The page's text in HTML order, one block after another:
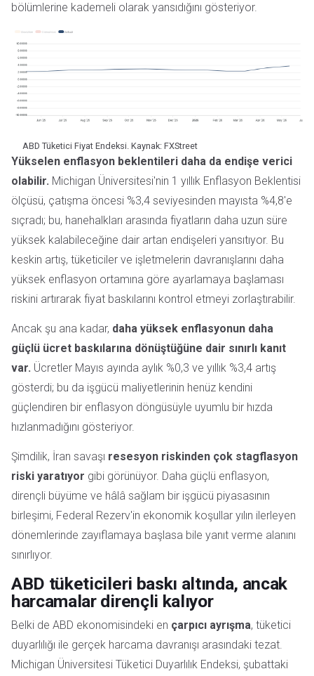
bölümlerine kademeli olarak yansıdığını gösteriyor.
ABD Tüketici Fiyat Endeksi. Kaynak: FXStreet
Yükselen enflasyon beklentileri daha da endişe verici
olabilir. Michigan Üniversitesi'nin 1 yıllık Enflasyon Beklentisi
ölçüsü, çatışma öncesi %3,4 seviyesinden mayısta %4,8'e
sıçradı; bu, hanehalkları arasında fiyatların daha uzun süre
yüksek kalabileceğine dair artan endişeleri yansıtıyor. Bu
keskin artış, tüketiciler ve işletmelerin davranışlarını daha
yüksek enflasyon ortamına göre ayarlamaya başlaması
riskini artırarak fiyat baskılarını kontrol etmeyi zorlaştırabilir.
Ancak şu ana kadar, daha yüksek enflasyonun daha
güçlü ücret baskılarına dönüştüğüne dair sınırlı kanıt
var. Ücretler Mayıs ayında aylık %0,3 ve yıllık %3,4 artış
gösterdi; bu da işgücü maliyetlerinin henüz kendini
güçlendiren bir enflasyon döngüsüyle uyumlu bir hızda
hızlanmadığını gösteriyor.
Şimdilik, İran savaşı resesyon riskinden çok stagflasyon
riski yaratıyor gibi görünüyor. Daha güçlü enflasyon,
dirençli büyüme ve hâlâ sağlam bir işgücü piyasasının
birleşimi, Federal Rezerv'in ekonomik koşullar yılın ilerleyen
dönemlerinde zayıflamaya başlasa bile yanıt verme alanını
sınırlıyor.
ABD tüketicileri baskı altında, ancak
harcamalar dirençli kalıyor
Belki de ABD ekonomisindeki en çarpıcı ayrışma, tüketici
duyarlılığı ile gerçek harcama davranışı arasındaki tezat.
Michigan Üniversitesi Tüketici Duyarlılık Endeksi, şubattaki